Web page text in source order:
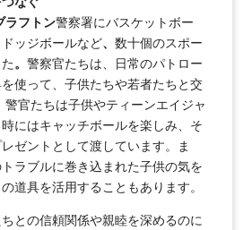
ラフトン警察署にバスケットボー
ッジボールなど、 数十個のスポー
。 警察官たちは、日常のパトロー
使って、子供たちや若者たちと交
官たちは子供やティーンエイジャ
にはキャッチボールを楽しみ、そ
ゼントとして渡しています。ま
ラブルに巻き込まれた子供の気を
道具を活用することもあります。
ちとの信頼関係や親睦を深めるのに